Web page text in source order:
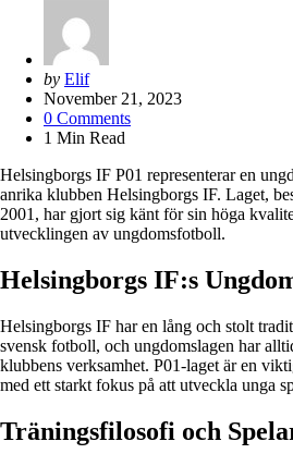
Posted
by
by Elif
November 21, 2023
0 Comments
1 Min Read
Helsingborgs IF P01 representerar en
anrika klubben Helsingborgs IF. Laget,
2001, har gjort sig känt för sin höga
utvecklingen av ungdomsfotboll.
Helsingborgs IF:s
Helsingborgs IF har en lång och stolt
svensk fotboll, och ungdomslagen har
klubbens verksamhet. P01-laget är en
med ett starkt fokus på att utveckla unga
Träningsfilosofi och